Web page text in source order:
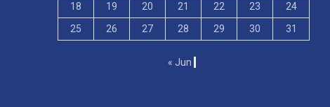
18
19 20 21 22 23
24
25
26 27 28 29 30 31
« Jun